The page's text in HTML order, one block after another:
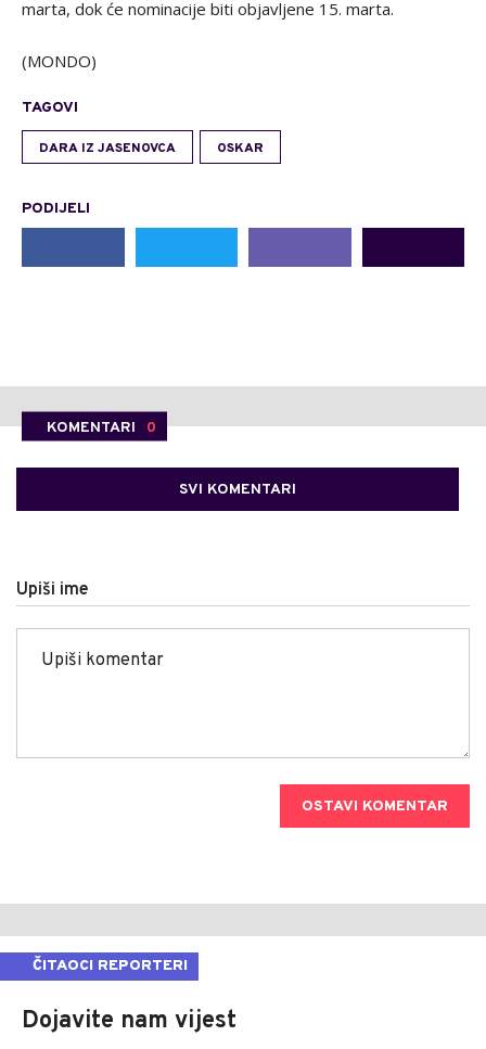
marta, dok će nominacije biti objavljene 15. marta.
(MONDO)
TAGOVI
DARA IZ JASENOVCA OSKAR
PODIJELI
KOMENTARI 0
SVI KOMENTARI
Upiši ime
OSTAVI KOMENTAR
ČITAOCI REPORTERI
Dojavite nam vijest